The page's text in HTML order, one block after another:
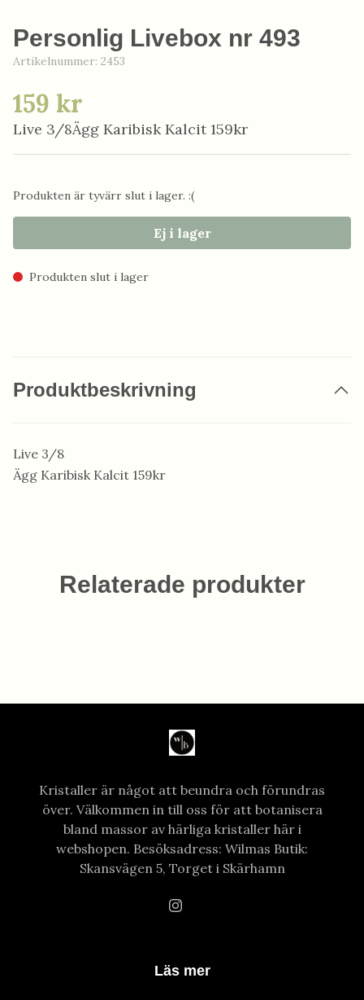
Personlig Livebox nr 493
Artikelnummer: 2453
159 kr
Live 3/8Ägg Karibisk Kalcit 159kr
Produkten är tyvärr slut i lager. :(
Ej i lager
Produkten slut i lager
Produktbeskrivning
Live 3/8
Ägg Karibisk Kalcit 159kr
Relaterade produkter
Kristaller är något att beundra och förundras
över. Välkommen in till oss för att botanisera
bland massor av härliga kristaller här i
webshopen. Besöksadress: Wilmas Butik:
Skansvägen 5, Torget i Skärhamn
Läs mer